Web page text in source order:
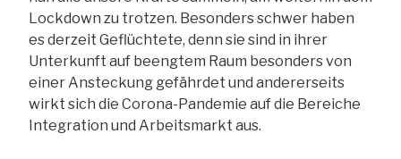
Lockdown zu trotzen. Besonders schwer haben
es derzeit Geflüchtete, denn sie sind in ihrer
Unterkunft auf beengtem Raum besonders von
einer Ansteckung gefährdet und andererseits
wirkt sich die Corona-Pandemie auf die Bereiche
Integration und Arbeitsmarkt aus.